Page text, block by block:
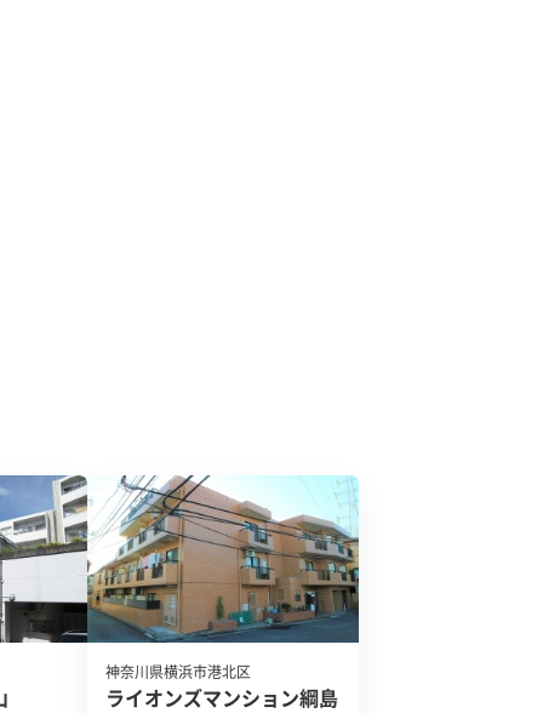
神奈川県横浜市港北区
ライオンズマンション綱島